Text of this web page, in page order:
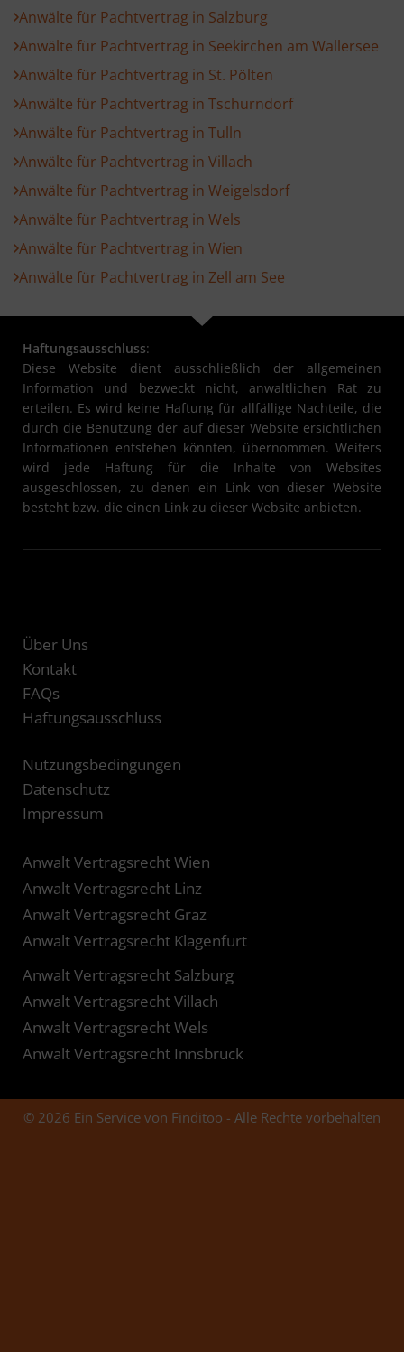
Anwälte für Pachtvertrag in Salzburg
Anwälte für Pachtvertrag in Seekirchen am Wallersee
Anwälte für Pachtvertrag in St. Pölten
Anwälte für Pachtvertrag in Tschurndorf
Anwälte für Pachtvertrag in Tulln
Anwälte für Pachtvertrag in Villach
Anwälte für Pachtvertrag in Weigelsdorf
Anwälte für Pachtvertrag in Wels
Anwälte für Pachtvertrag in Wien
Anwälte für Pachtvertrag in Zell am See
Haftungsausschluss:
Diese Website dient ausschließlich der allgemeinen
Information und bezweckt nicht, anwaltlichen Rat zu
erteilen. Es wird keine Haftung für allfällige Nachteile, die
durch die Benützung der auf dieser Website ersichtlichen
Informationen entstehen könnten, übernommen. Weiters
wird jede Haftung für die Inhalte von Websites
ausgeschlossen, zu denen ein Link von dieser Website
besteht bzw. die einen Link zu dieser Website anbieten.
Über Uns
Kontakt
FAQs
Haftungsausschluss
Nutzungsbedingungen
Datenschutz
Impressum
Anwalt Vertragsrecht Wien
Anwalt Vertragsrecht Linz
Anwalt Vertragsrecht Graz
Anwalt Vertragsrecht Klagenfurt
Anwalt Vertragsrecht Salzburg
Anwalt Vertragsrecht Villach
Anwalt Vertragsrecht Wels
Anwalt Vertragsrecht Innsbruck
© 2026 Ein Service von Finditoo - Alle Rechte vorbehalten